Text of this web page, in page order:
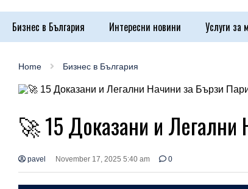
Бизнес в България Интересни новини Услуги за
Home Бизнес в България
🚀 15 Доказани и Легални
pavel November 17, 2025 5:40 am 0